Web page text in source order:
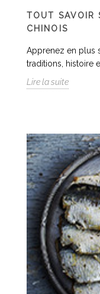
TOUT SAVOIR
CHINOIS
Apprenez en plus
traditions, histoire
Lire la suite